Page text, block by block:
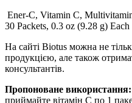
Ener-C, Vitamin C,
30 Packets, 0.3 oz (9.28 g) Each
На сайті Biotus можна не
продукцією, але також
консультантів.
Пропоноване використання:
приймайте вітамін С по 1